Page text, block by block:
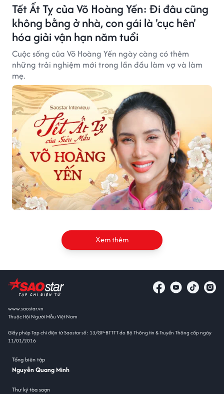
Tết Ất Tỵ của Võ Hoàng Yến: Đi đâu cũng
không bằng ở nhà, con gái là 'cục hên'
hóa giải vận hạn năm tuổi
Cuộc sống của Võ Hoàng Yến ngày càng có thêm
những trải nghiệm mới trong lần đầu làm vợ và làm
mẹ.
Xem thêm
www.saostar.vn
Thuộc Hội Người Mẫu Việt Nam
Giấy phép Tạp chí điện tử Saostar số: 13/GP-BTTTT do Bộ Thông tin & Truyền Thông cấp ngày
11/01/2016
Tổng biên tập
Nguyễn Quang Minh
Thư ký tòa soạn